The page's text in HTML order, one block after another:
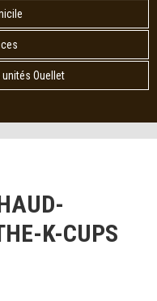
Ouellet
K-CUPS